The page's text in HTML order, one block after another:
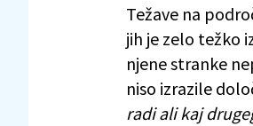
Težave na
jih je zelo težko
njene stranke
niso izrazile
radi ali kaj